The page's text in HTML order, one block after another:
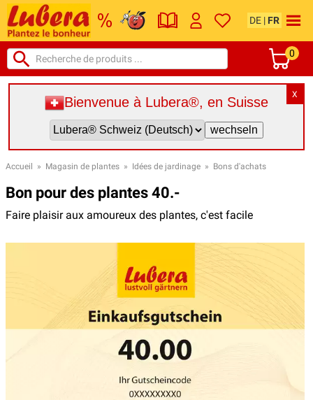
DE | FR
0
X
Bienvenue à Lubera®, en Suisse
Accueil » Magasin de plantes » Idées de jardinage » Bons d'achats
Bon pour des plantes 40.-
Faire plaisir aux amoureux des plantes, c'est facile